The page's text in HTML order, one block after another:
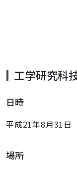
工学研究科
日時
平成21年8月31
場所